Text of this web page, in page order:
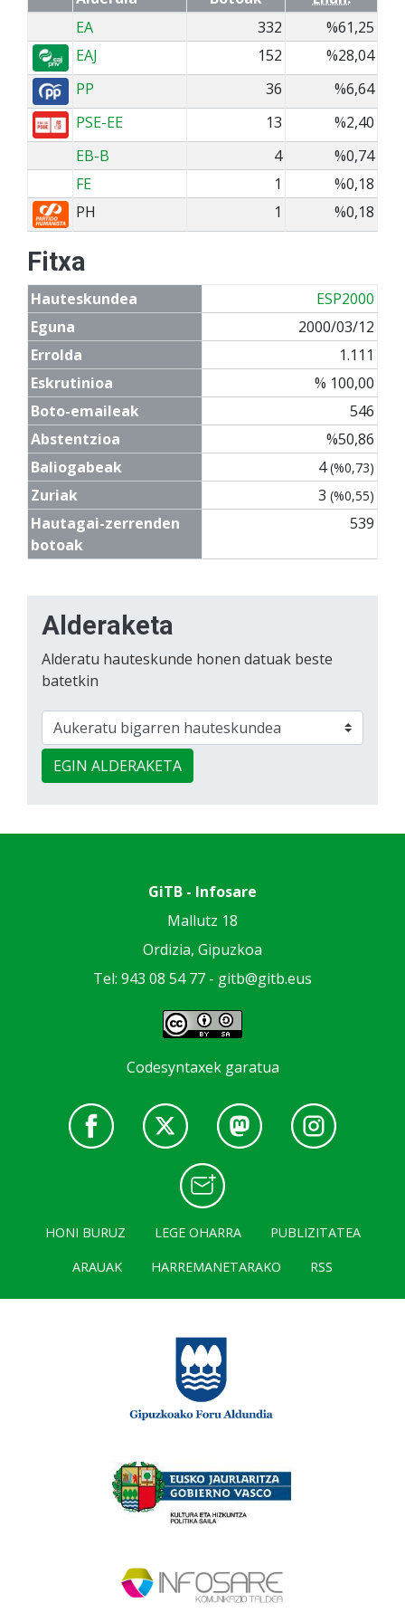
EA
332
%61,25
EAJ
152
%28,04
PP
36
%6,64
PSE-EE
13
%2,40
EB-B
4
%0,74
FE
1
%0,18
PH
1 %0,18
Fitxa
Hauteskundea
ESP2000
Eguna
2000/03/12
Errolda
1.111
Eskrutinioa
% 100,00
Boto-emaileak
546
Abstentzioa
%50,86
Baliogabeak
4(%0,73)
Zuriak 3 (%0,55)
Hautagai-zerrenden
botoak
539
Alderaketa
Alderatu hauteskunde honen datuak beste
batetkin
EGIN ALDERAKETA
GiTB - Infosare
Mallutz 18
Ordizia, Gipuzkoa
Tel: 943 08 54 77 - gitb@gitb.eus
Codesyntaxek garatua
HONI BURUZ LEGE OHARRA
PUBLIZITATEA
ARAUAK
HARREMANETARAKO RSS